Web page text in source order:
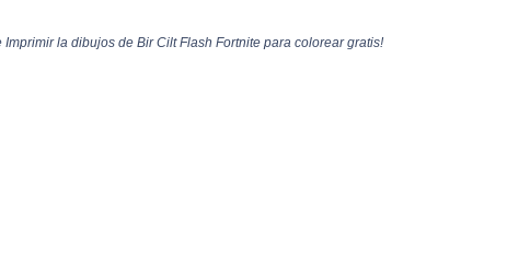
Imprimir la dibujos de Bir Cilt Flash Fortnite para colorear gratis!